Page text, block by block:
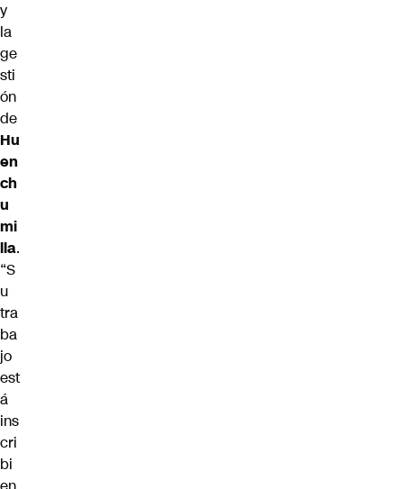
y
la
ge
sti
ón
de
Hu
en
ch
u
mi
lla.
“S
u
tra
ba
jo
est
á
ins
cri
bi